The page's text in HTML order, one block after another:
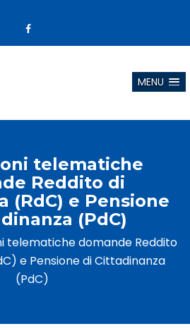
MENU
telematiche
Reddito di
(RdC) e Pensione
(PdC)
telematiche domande Reddito
e Pensione di Cittadinanza
(PdC)